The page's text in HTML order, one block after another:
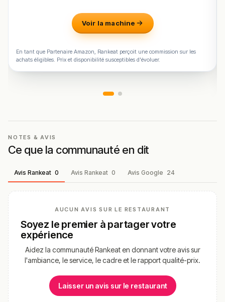
Voir la machine
En tant que Partenaire Amazon, Rankeat perçoit une commission sur les
achats éligibles. Prix et disponibilité susceptibles d'évoluer.
NOTES & AVIS
Ce que la communauté en dit
Avis Rankeat 0 Avis Rankeat 0 Avis Google 24
AUCUN AVIS SUR LE RESTAURANT
Soyez le premier à partager votre
expérience
Aidez la communauté Rankeat en donnant votre avis sur
l'ambiance, le service, le cadre et le rapport qualité-prix.
Laisser un avis sur le restaurant